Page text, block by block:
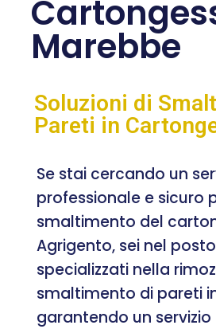
Marebbe
Soluzioni di
Pareti in
Se stai cercando un
professionale e sicuro
smaltimento del
Agrigento, sei nel
specializzati nella
smaltimento di pareti
garantendo un